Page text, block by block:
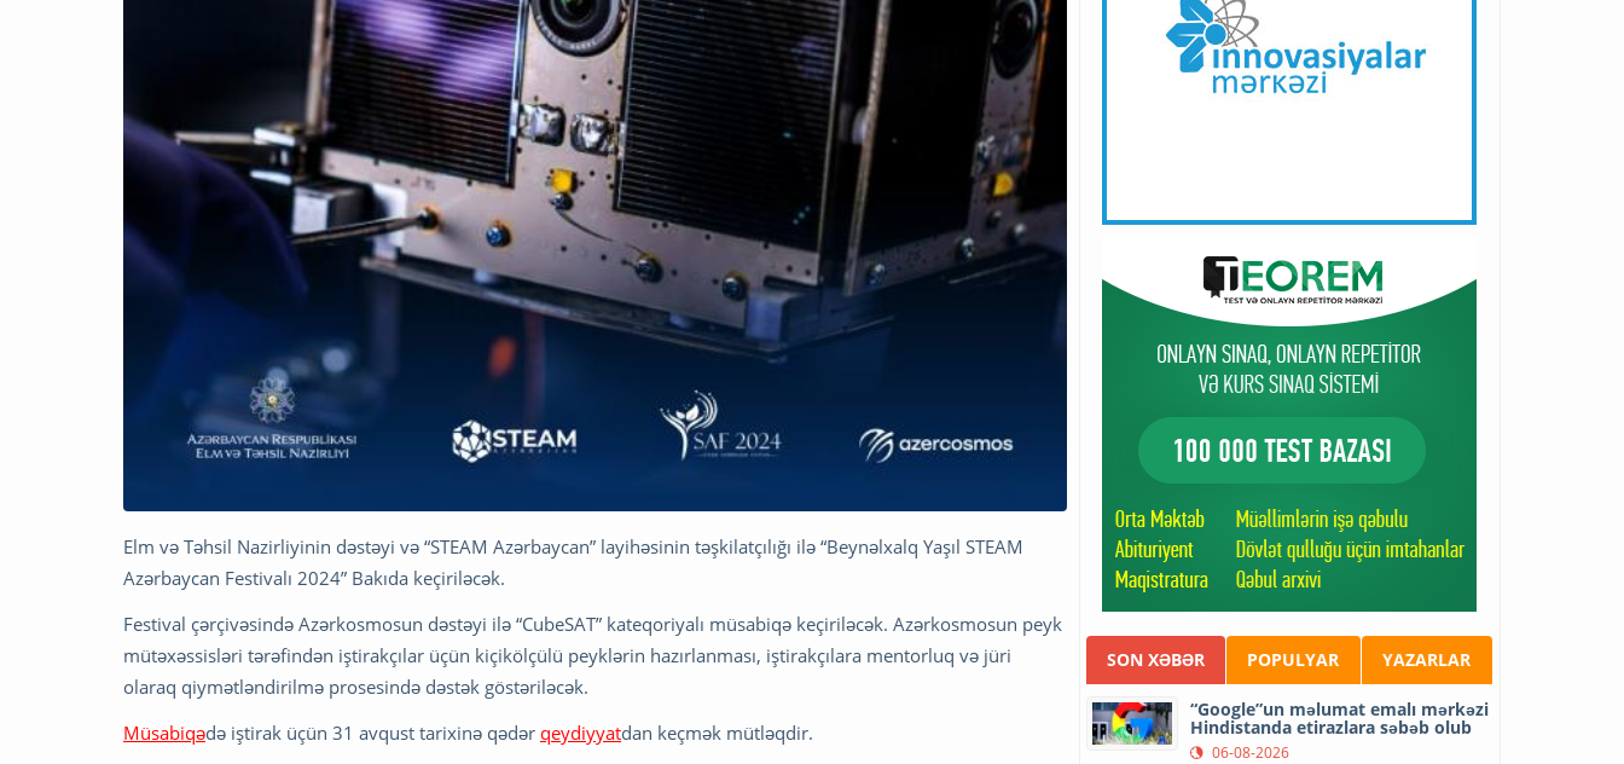
Elm və Təhsil Nazirliyinin dəstəyi və “STEAM Azərbaycan” layihəsinin təşkilatçılığı ilə “Beynəlxalq Yaşıl STEAM
Azərbaycan Festivalı 2024” Bakıda keçiriləcək.
Festival çərçivəsində Azərkosmosun dəstəyi ilə “CubeSAT” kateqoriyalı müsabiqə keçiriləcək. Azərkosmosun peyk
mütəxəssisləri tərəfindən iştirakçılar üçün kiçikölçülü peyklərin hazırlanması, iştirakçılara mentorluq və jüri
olaraq qiymətləndirilmə prosesində dəstək göstəriləcək.
Müsabiqədə iştirak üçün 31 avqust tarixinə qədər qeydiyyatdan keçmək mütləqdir.
SON XƏBƏR POPULYAR YAZARLAR
“Google”un məlumat emalı mərkəzi
Hindistanda etirazlara səbəb olub
06-08-2026